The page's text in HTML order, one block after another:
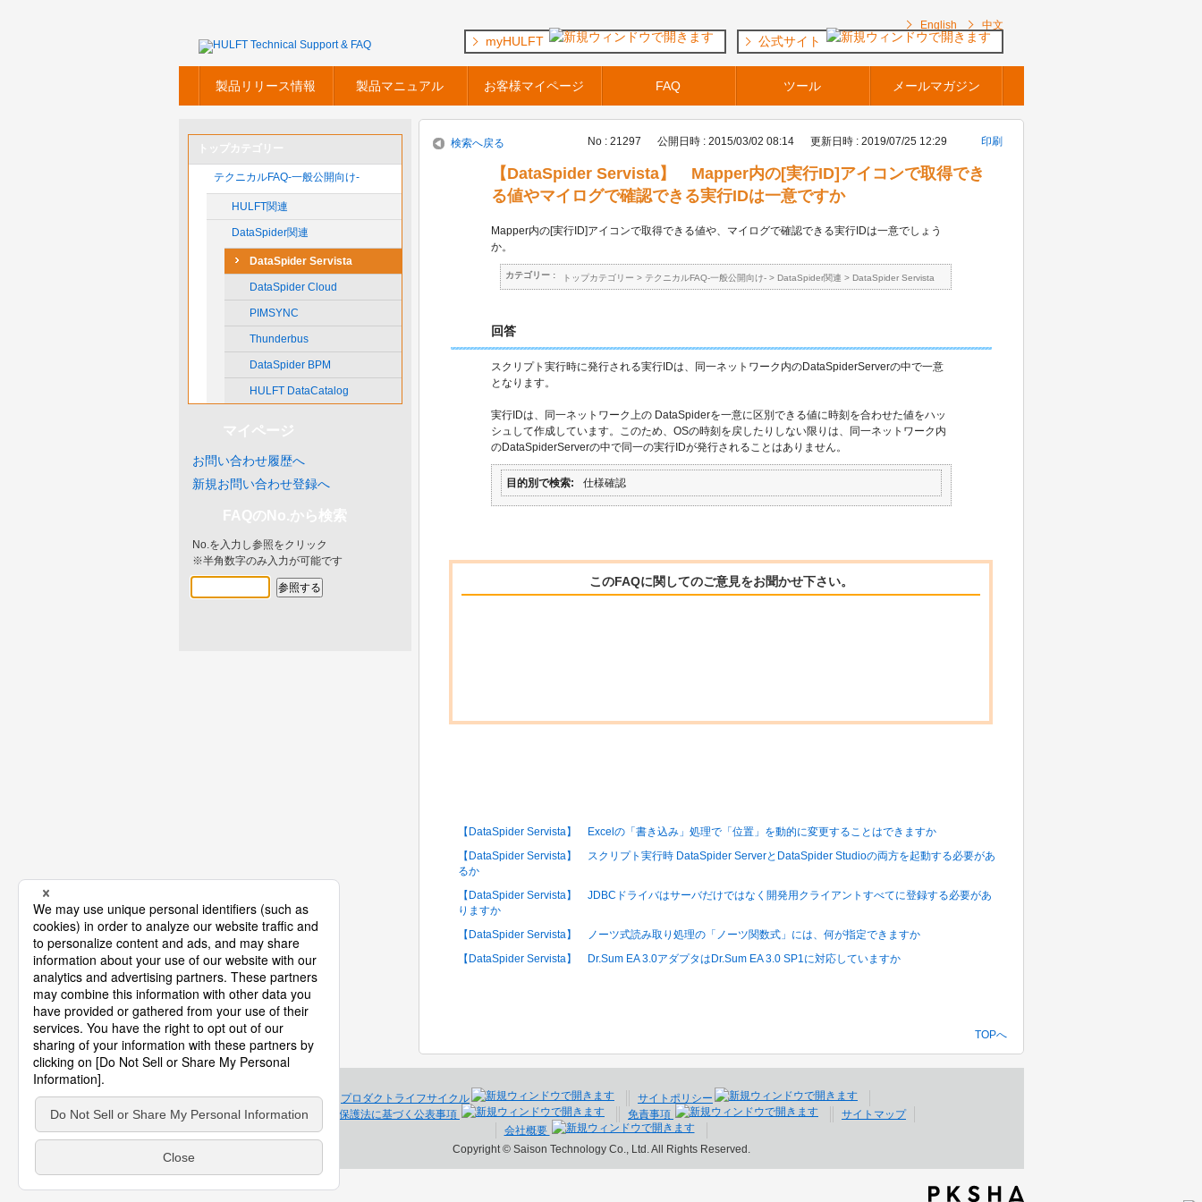
English 中文
製品リリース情報 製品マニュアル お客様マイページ FAQ ツール メールマガジン
myHULFT 公式サイト
テクニカルFAQ-一般公開向け-
HULFT関連
DataSpider関連
DataSpider Servista
DataSpider Cloud
PIMSYNC
Thunderbus
DataSpider BPM
HULFT DataCatalog
お問い合わせ履歴へ
新規お問い合わせ登録へ
No.を入力し参照をクリック
※半角数字のみ入力が可能です
検索へ戻る No : 21297 公開日時 : 2015/03/02 08:14 更新日時 : 2019/07/25 12:29 印刷
【DataSpider Servista】 Mapper内の[実行ID]アイコンで取得でき
る値やマイログで確認できる実行IDは一意ですか
Mapper内の[実行ID]アイコンで取得できる値や、マイログで確認できる実行IDは一意でしょう
か。
カテゴリー : トップカテゴリー > テクニカルFAQ-一般公開向け-> DataSpider関連 > DataSpider Servista
回答
スクリプト実行時に発行される実行IDは、同一ネットワーク内のDataSpiderServerの中で一意
となります。
実行IDは、同一ネットワーク上の DataSpiderを一意に区別できる値に時刻を合わせた値をハッ
シュして作成しています。このため、OSの時刻を戻したりしない限りは、同一ネットワーク内
のDataSpiderServerの中で同一の実行IDが発行されることはありません。
目的別で検索 仕様確認
このFAQに関してのご意見をお聞かせ下さい。
【DataSpider Servista】 Excelの「書き込み」処理で「位置」を動的に変更することはできますか
【DataSpider Servista】 スクリプト実行時 DataSpider ServerとDataSpider Studioの両方を起動する必要があ
るか
【DataSpider Servista】 JDBCドライバはサーバだけではなく開発用クライアントすべてに登録する必要があ
りますか
【DataSpider Servista】 ノーツ式読み取り処理の「ノーツ関数式」には、何が指定できますか
【DataSpider Servista】 Dr.Sum EA 3.0アダプタはDr.Sum EA 3.0 SP1に対応していますか
TOPへ
プロダクトライフサイクル
サイトポリシー
個人情報保護法に基づく公表事項
免責事項
サイトマップ
会社概要
Copyright © Saison Technology Co., Ltd. All Rights Reserved.